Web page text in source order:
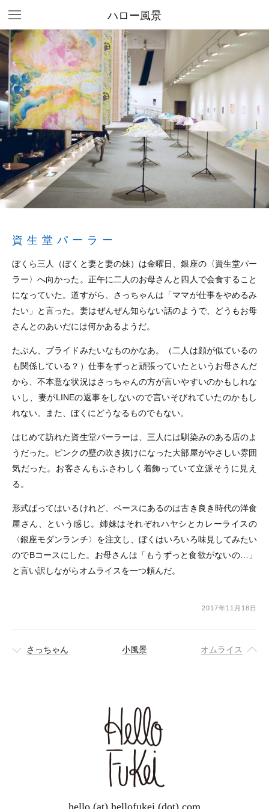
ハロー風景
資生堂パーラー
ぼくら三人（ぼくと妻と妻の妹）は金曜日、銀座の〈資生堂パー
ラー〉へ向かった。正午に二人のお母さんと四人で会食すること
になっていた。道すがら、さっちゃんは「ママが仕事をやめるみ
たい」と言った。妻はぜんぜん知らない話のようで、どうもお母
さんとのあいだには何かあるようだ。
たぶん、プライドみたいなものかなあ。（二人は顔が似ているの
も関係している？）仕事をずっと頑張っていたというお母さんだ
から、不本意な状況はさっちゃんの方が言いやすいのかもしれな
いし、妻がLINEの返事をしないので言いそびれていたのかもし
れない。また、ぼくにどうなるものでもない。
はじめて訪れた資生堂パーラーは、三人には馴染みのある店のよ
うだった。ピンクの壁の吹き抜けになった大部屋がやさしい雰囲
気だった。お客さんもふさわしく着飾っていて立派そうに見え
る。
形式ばってはいるけれど、ベースにあるのは古き良き時代の洋食
屋さん、という感じ。姉妹はそれぞれハヤシとカレーライスの
〈銀座モダンランチ〉を注文し、ぼくはいろいろ味見してみたい
のでBコースにした。お母さんは「もうずっと食欲がないの…」
と言い訳しながらオムライスを一つ頼んだ。
2017年11月18日
さっちゃん 小風景 オムライス
hello (at) hellofukei (dot) com